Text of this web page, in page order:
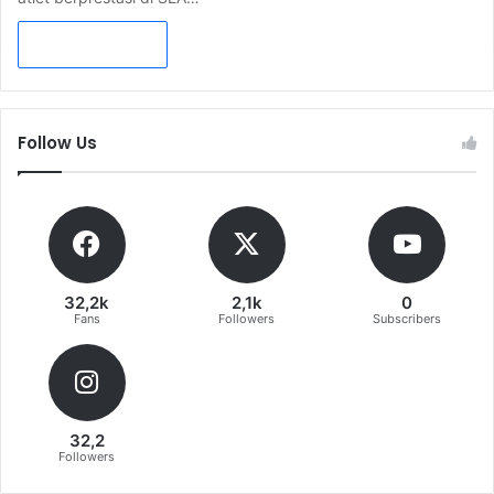
Follow Us
32,2k
Fans
2,1k
Followers
0
Subscribers
32,2
Followers